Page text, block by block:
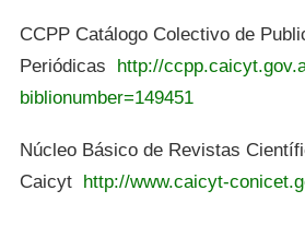
CCPP Catálogo Colectivo de
Periódicas http://
biblionumber=149451
Núcleo Básico de Revistas
Caicyt http://www.caicyt-